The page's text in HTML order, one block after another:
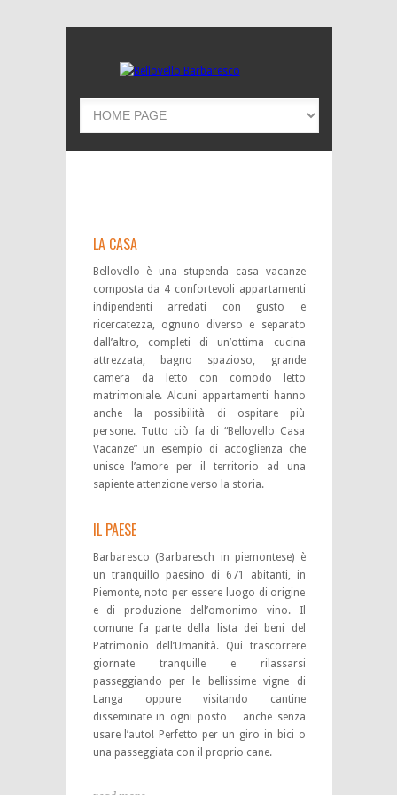
LA CASA
Bellovello è una stupenda casa vacanze
composta da 4 confortevoli appartamenti
indipendenti arredati con gusto e
ricercatezza, ognuno diverso e separato
dall’altro, completi di un’ottima cucina
attrezzata, bagno spazioso, grande
camera da letto con comodo letto
matrimoniale. Alcuni appartamenti hanno
anche la possibilità di ospitare più
persone. Tutto ciò fa di “Bellovello Casa
Vacanze” un esempio di accoglienza che
unisce l’amore per il territorio ad una
sapiente attenzione verso la storia.
IL PAESE
Barbaresco (Barbaresch in piemontese) è
un tranquillo paesino di 671 abitanti, in
Piemonte, noto per essere luogo di origine
e di produzione dell’omonimo vino. Il
comune fa parte della lista dei beni del
Patrimonio dell’Umanità. Qui trascorrere
giornate tranquille e rilassarsi
passeggiando per le bellissime vigne di
Langa oppure visitando cantine
disseminate in ogni posto… anche senza
usare l’auto! Perfetto per un giro in bici o
una passeggiata con il proprio cane.